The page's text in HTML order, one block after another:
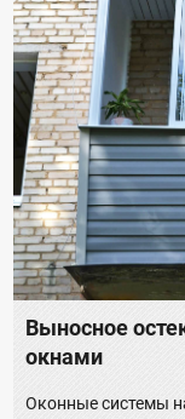
Выносное
окнами
Оконные системы